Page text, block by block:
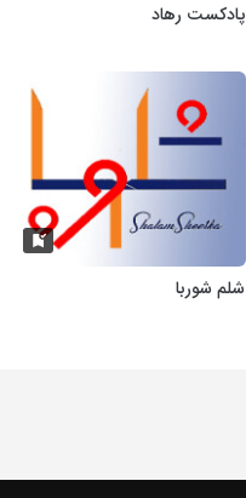
پادکست رهاد
شلم شوربا